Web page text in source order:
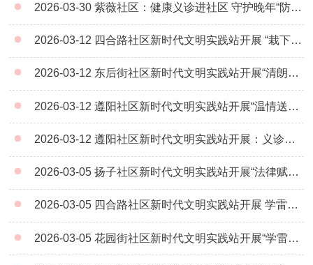
2026-03-30 紫薇社区：健康义诊进社区 守护晚年“防结核”
2026-03-12 四合路社区新时代文明实践站开展 “栽下成荫树 出行选绿途” 植树节主题活动
2026-03-12 东后街社区新时代文明实践站开展“清朗金融网络，守护安心消费”金融科普活动
2026-03-12 遵阳社区新时代文明实践站开展“温情送关怀 爱心润童心”主题活动
2026-03-12 遵阳社区新时代文明实践站开展：义诊理发零距离 贴心服务暖社区——志愿服务活动
2026-03-05 扬子社区新时代文明实践站开展“法律赋能，绽放芳华”主题宣讲活动
2026-03-05 四合路社区新时代文明实践站开展 学雷锋纪念日主题活动
2026-03-05 花园街社区新时代文明实践站开展“学雷锋·志愿行”主题活动